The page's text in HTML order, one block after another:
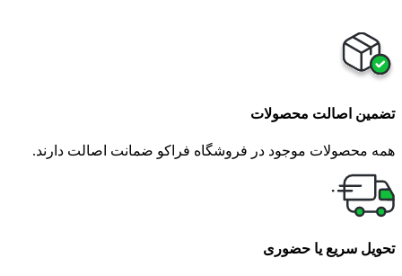
تضمین اصالت محصولات
همه محصولات موجود در فروشگاه فراکو ضمانت اصالت دارند.
تحویل سریع یا حضوری